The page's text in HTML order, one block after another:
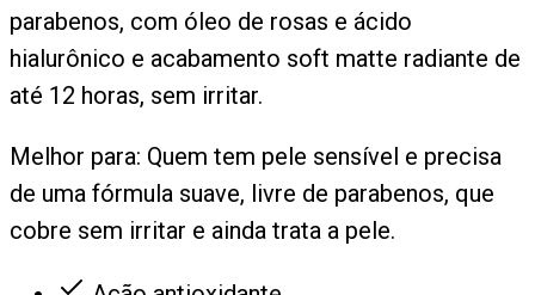
parabenos, com óleo de rosas e ácido
hialurônico e acabamento soft matte radiante de
até 12 horas, sem irritar.
Melhor para: Quem tem pele sensível e precisa
de uma fórmula suave, livre de parabenos, que
cobre sem irritar e ainda trata a pele.